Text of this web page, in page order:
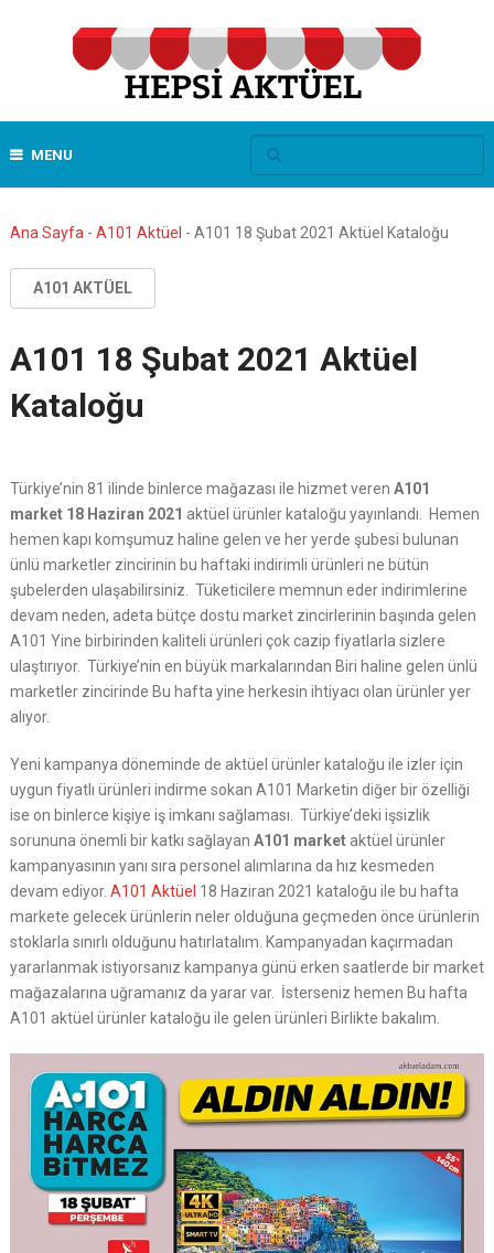
MENU
Ana Sayfa - A101 Aktüel - A101 18 Şubat 2021 Aktüel Kataloğu
A101 AKTÜEL
A101 18 Şubat 2021 Aktüel
Kataloğu
Türkiye’nin 81 ilinde binlerce mağazası ile hizmet veren A101
market 18 Haziran 2021 aktüel ürünler kataloğu yayınlandı. Hemen
hemen kapı komşumuz haline gelen ve her yerde şubesi bulunan
ünlü marketler zincirinin bu haftaki indirimli ürünleri ne bütün
şubelerden ulaşabilirsiniz. Tüketicilere memnun eder indirimlerine
devam neden, adeta bütçe dostu market zincirlerinin başında gelen
A101 Yine birbirinden kaliteli ürünleri çok cazip fiyatlarla sizlere
ulaştırıyor. Türkiye’nin en büyük markalarından Biri haline gelen ünlü
marketler zincirinde Bu hafta yine herkesin ihtiyacı olan ürünler yer
alıyor.
Yeni kampanya döneminde de aktüel ürünler kataloğu ile izler için
uygun fiyatlı ürünleri indirme sokan A101 Marketin diğer bir özelliği
ise on binlerce kişiye iş imkanı sağlaması. Türkiye’deki işsizlik
sorununa önemli bir katkı sağlayan A101 marketaktüel ürünler
kampanyasının yanı sıra personel alımlarına da hız kesmeden
devam ediyor. A101 Aktüel 18 Haziran 2021 kataloğu ile bu hafta
markete gelecek ürünlerin neler olduğuna geçmeden önce ürünlerin
stoklarla sınırlı olduğunu hatırlatalım. Kampanyadan kaçırmadan
yararlanmak istiyorsanız kampanya günü erken saatlerde bir market
mağazalarına uğramanız da yarar var. İsterseniz hemen Bu hafta
A101 aktüel ürünler kataloğu ile gelen ürünleri Birlikte bakalım.